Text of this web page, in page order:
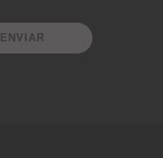
ENVIAR